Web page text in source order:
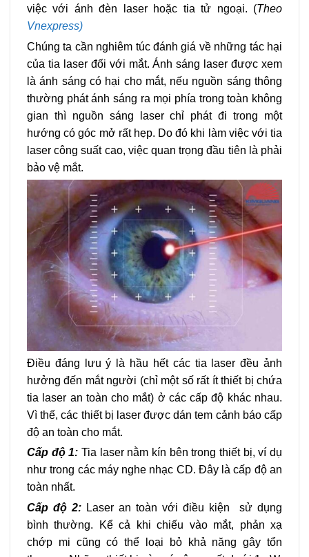
việc với ánh đèn laser hoặc tia tử ngoại. (Theo
Vnexpress)
Chúng ta cần nghiêm túc đánh giá về những tác hại
của tia laser đối với mắt. Ánh sáng laser được xem
là ánh sáng có hại cho mắt, nếu nguồn sáng thông
thường phát ánh sáng ra mọi phía trong toàn không
gian thì nguồn sáng laser chỉ phát đi trong một
hướng có góc mở rất hẹp. Do đó khi làm việc với tia
laser công suất cao, việc quan trọng đầu tiên là phải
bảo vệ mắt.
Điều đáng lưu ý là hầu hết các tia laser đều ảnh
hưởng đến mắt người (chỉ một số rất ít thiết bị chứa
tia laser an toàn cho mắt) ở các cấp độ khác nhau.
Vì thế, các thiết bị laser được dán tem cảnh báo cấp
độ an toàn cho mắt.
Cấp độ 1: Tia laser nằm kín bên trong thiết bị, ví dụ
như trong các máy nghe nhạc CD. Đây là cấp độ an
toàn nhất.
Cấp độ 2: Laser an toàn với điều kiện sử dụng
bình thường. Kể cả khi chiếu vào mắt, phản xạ
chớp mi cũng có thể loại bỏ khả năng gây tổn